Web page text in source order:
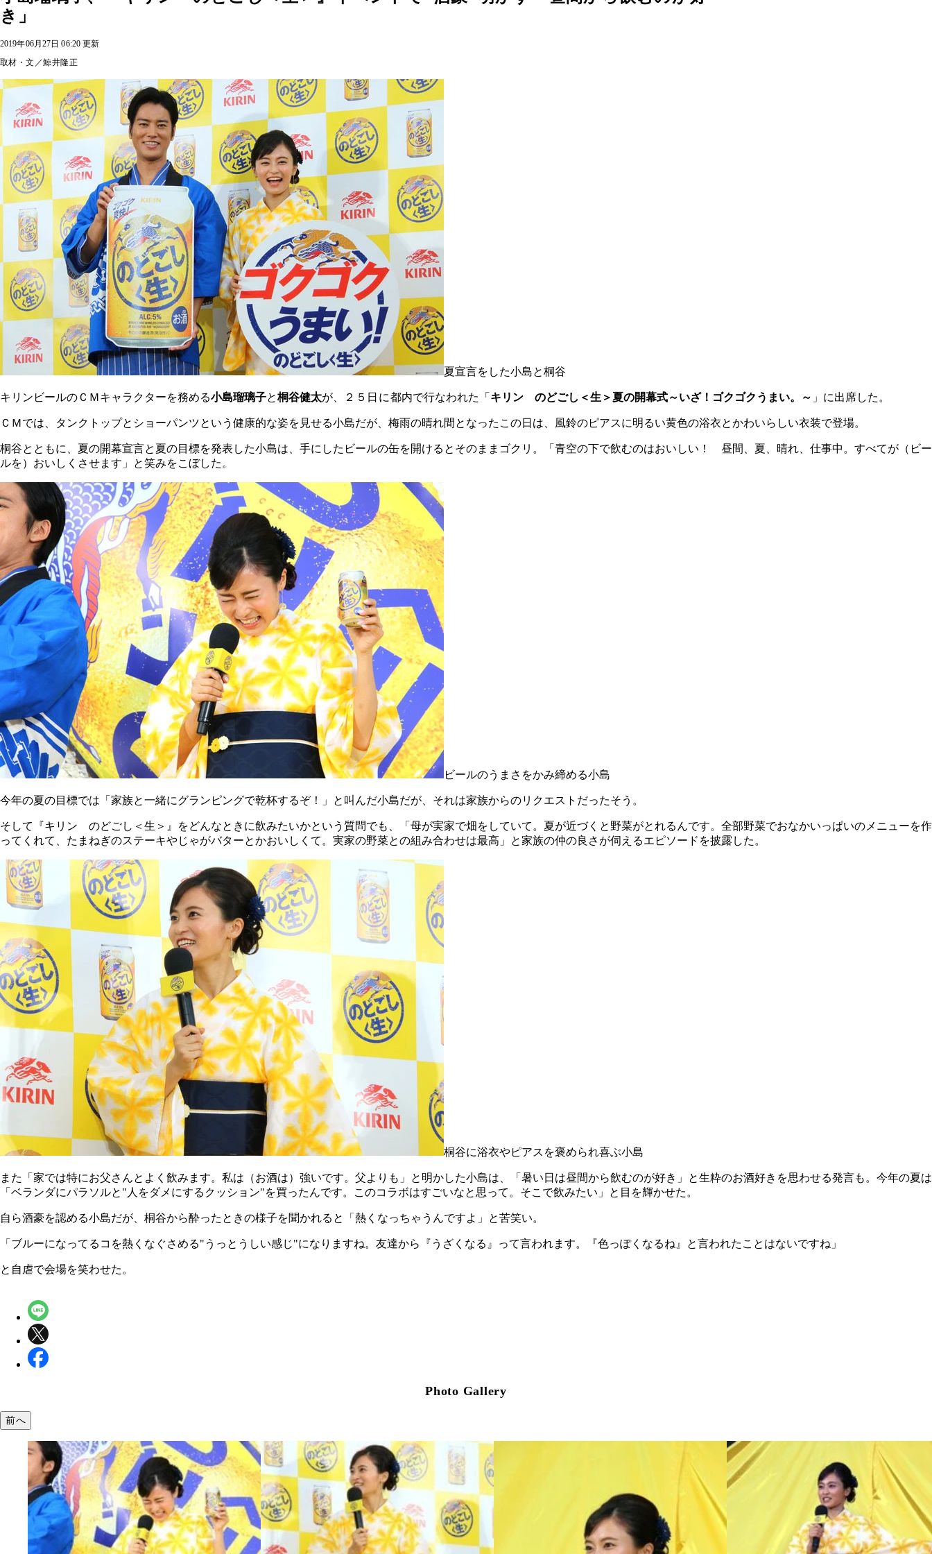
き」
2019年06月27日 06:20 更新
取材・文／鯨井隆正
夏宣言をした小島と桐谷
キリンビールのＣＭキャラクターを務める小島瑠璃子と桐谷健太が、 ２５日に都内で行なわれた「 キリン のどごし＜生＞夏の開幕式～いざ！ゴクゴクうまい。～ 」に出席した。
ＣＭでは、タンクトップとショーパンツという健康的な姿を見せる小島だが、梅雨の晴れ間となったこの日は、風鈴のピアスに明るい黄色の浴衣とかわいらしい衣装で登場。
桐谷とともに、夏の開幕宣言と夏の目標を発表した小島は、手にしたビールの缶を開けるとそのままゴクリ。「青空の下で飲むのはおいしい！ 昼間、夏、晴れ、仕事中。すべてが（ビー
ルを）おいしくさせます」と笑みをこぼした。
ビールのうまさをかみ締める小島
今年の夏の目標では「家族と一緒にグランピングで乾杯するぞ！」と叫んだ小島だが、それは家族からのリクエストだったそう。
そして『キリン のどごし＜生＞』をどんなときに飲みたいかという質問でも、「母が実家で畑をしていて。夏が近づくと野菜がとれるんです。全部野菜でおなかいっぱいのメニューを作
ってくれて、たまねぎのステーキやじゃがバターとかおいしくて。実家の野菜との組み合わせは最高」と家族の仲の良さが伺えるエピソードを披露した。
桐谷に浴衣やピアスを褒められ喜ぶ小島
また「家では特にお父さんとよく飲みます。私は（お酒は）強いです。父よりも」と明かした小島は、「暑い日は昼間から飲むのが好き」と生粋のお酒好きを思わせる発言も。今年の夏は
「ベランダにパラソルと"人をダメにするクッション"を買ったんです。このコラボはすごいなと思って。そこで飲みたい」と目を輝かせた。
自ら酒豪を認める小島だが、桐谷から酔ったときの様子を聞かれると「熱くなっちゃうんですよ」と苦笑い。
「ブルーになってるコを熱くなぐさめる"うっとうしい感じ"になりますね。友達から『うざくなる』って言われます。『色っぽくなるね』と言われたことはないですね」
と自虐で会場を笑わせた。
Photo Gallery
前へ